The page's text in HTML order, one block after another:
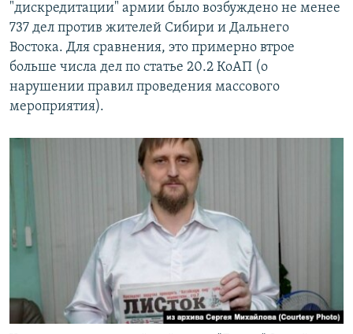
"дискредитации" армии было возбуждено не менее
737 дел против жителей Сибири и Дальнего
Востока. Для сравнения, это примерно втрое
больше числа дел по статье 20.2 КоАП (о
нарушении правил проведения массового
мероприятия).